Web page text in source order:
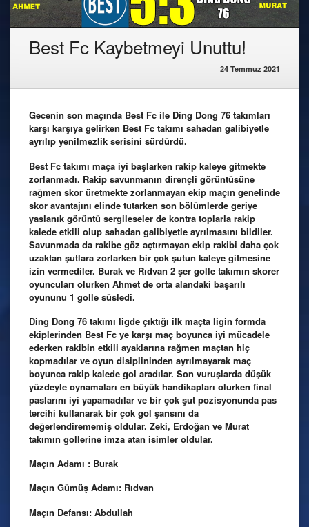
Best Fc Kaybetmeyi Unuttu!
24 Temmuz 2021
Gecenin son maçında Best Fc ile Ding Dong 76 takımları
karşı karşıya gelirken Best Fc takımı sahadan galibiyetle
ayrılıp yenilmezlik serisini sürdürdü.
Best Fc takımı maça iyi başlarken rakip kaleye gitmekte
zorlanmadı. Rakip savunmanın dirençli görüntüsüne
rağmen skor üretmekte zorlanmayan ekip maçın genelinde
skor avantajını elinde tutarken son bölümlerde geriye
yaslanık görüntü sergileseler de kontra toplarla rakip
kalede etkili olup sahadan galibiyetle ayrılmasını bildiler.
Savunmada da rakibe göz açtırmayan ekip rakibi daha çok
uzaktan şutlara zorlarken bir çok şutun kaleye gitmesine
izin vermediler. Burak ve Rıdvan 2 şer golle takımın skorer
oyuncuları olurken Ahmet de orta alandaki başarılı
oyununu 1 golle süsledi.
Ding Dong 76 takımı ligde çıktığı ilk maçta ligin formda
ekiplerinden Best Fc ye karşı maç boyunca iyi mücadele
ederken rakibin etkili ayaklarına rağmen maçtan hiç
kopmadılar ve oyun disiplininden ayrılmayarak maç
boyunca rakip kalede gol aradılar. Son vuruşlarda düşük
yüzdeyle oynamaları en büyük handikapları olurken final
paslarını iyi yapamadılar ve bir çok şut pozisyonunda pas
tercihi kullanarak bir çok gol şansını da
değerlendirememiş oldular. Zeki, Erdoğan ve Murat
takımın gollerine imza atan isimler oldular.
Maçın Adamı : Burak
Maçın Gümüş Adamı: Rıdvan
Maçın Defansı: Abdullah